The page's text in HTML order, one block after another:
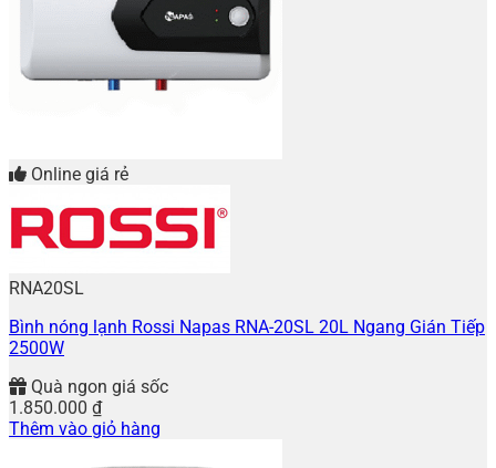
Online giá rẻ
RNA20SL
Bình nóng lạnh Rossi Napas RNA-20SL 20L Ngang Gián Tiếp
2500W
Quà ngon giá sốc
1.850.000 ₫
Thêm vào giỏ hàng